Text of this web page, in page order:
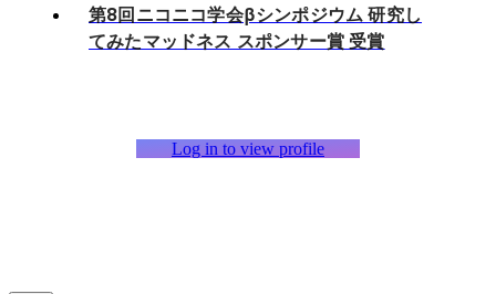
第8回ニコニコ学会βシンポジウム 研究し
てみたマッドネス スポンサー賞 受賞
Log in to view profile